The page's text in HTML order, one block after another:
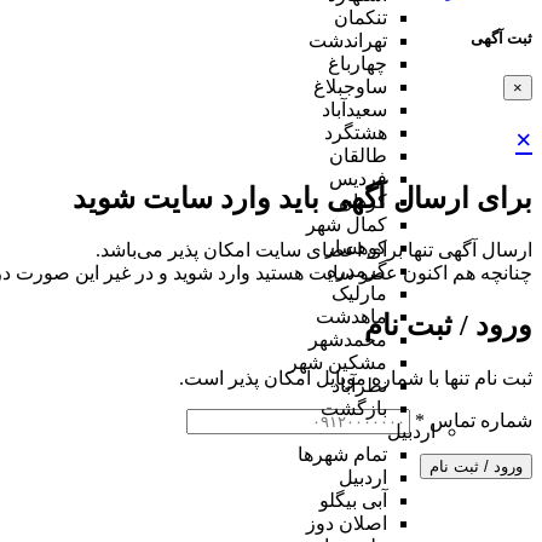
ثبت آگهی
×
×
برای ارسال آگهی باید وارد سایت شوید
ارسال آگهی تنها برای اعضای سایت امکان پذیر می‌باشد.
چنانچه هم‌ اکنون عضو سایت هستید وارد شوید و در غیر این صورت
ورود / ثبت نام
ثبت نام تنها با شماره موبایل امکان پذیر است.
شماره تماس *
ورود / ثبت نام
تنکمان
تهراندشت
چهارباغ
ساوجبلاغ
سعیدآباد
هشتگرد
طالقان
فردیس
کردان
کمال شهر
کوهسار
گرمدره
مارلیک
ماهدشت
محمدشهر
مشکین شهر
نظرآباد
بازگشت
اردبیل
تمام شهر‌ها
اردبیل
آبی بیگلو
اصلان دوز